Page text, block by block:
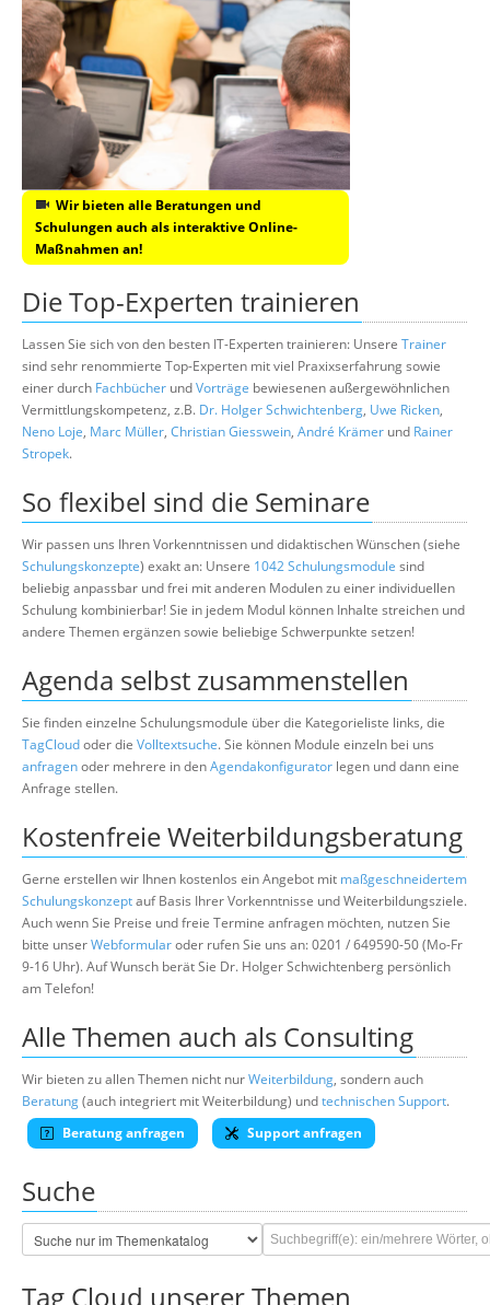
Wir bieten alle Beratungen und
Schulungen auch als interaktive Online-
Maßnahmen an!
Die Top-Experten trainieren
Lassen Sie sich von den besten IT-Experten trainieren: Unsere Trainer
sind sehr renommierte Top-Experten mit viel Praxixserfahrung sowie
einer durch Fachbücher undVorträge bewiesenen außergewöhnlichen
Vermittlungskompetenz, z.B. Dr. Holger Schwichtenberg, Uwe Ricken,
Neno Loje, Marc Müller, Christian Giesswein, André Krämer und Rainer
Stropek.
So flexibel sind die Seminare
Wir passen uns Ihren Vorkenntnissen und didaktischen Wünschen (siehe
Schulungskonzepte) exakt an: Unsere 1042 Schulungsmodule sind
beliebig anpassbar und frei mit anderen Modulen zu einer individuellen
Schulung kombinierbar! Sie in jedem Modul können Inhalte streichen und
andere Themen ergänzen sowie beliebige Schwerpunkte setzen!
Agenda selbst zusammenstellen
Sie finden einzelne Schulungsmodule über die Kategorieliste links, die
TagCloudoder die Volltextsuche. Sie können Module einzeln bei uns
anfragenoder mehrere in denAgendakonfigurator legen und dann eine
Anfrage stellen.
Kostenfreie Weiterbildungsberatung
Gerne erstellen wir Ihnen kostenlos ein Angebot mit maßgeschneidertem
Schulungskonzeptauf Basis Ihrer Vorkenntnisse und Weiterbildungsziele.
Auch wenn Sie Preise und freie Termine anfragen möchten, nutzen Sie
bitte unserWebformularoder rufen Sie uns an: 0201 / 649590-50 (Mo-Fr
9-16 Uhr). Auf Wunsch berät Sie Dr. Holger Schwichtenberg persönlich
am Telefon!
Alle Themen auch als Consulting
Wir bieten zu allen Themen nicht nurWeiterbildung, sondern auch
Beratung(auch integriert mit Weiterbildung) undtechnischen Support.
Beratung anfragen
Support anfragen
Suche
Tag Cloud unserer Themen